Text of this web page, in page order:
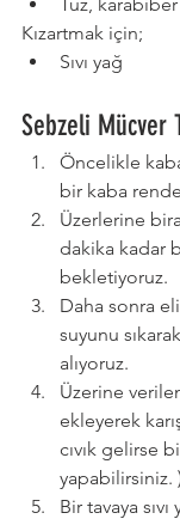
Kızartmak için;
Sıvı yağ
Sebzeli Mücver
Öncelikle
bir kaba
Üzerlerine
dakika kadar
bekletiyoruz.
Daha sonra
suyunu
alıyoruz.
Üzerine
ekleyerek
cıvık gelirse
yapabilirsiniz.
Bir tavaya